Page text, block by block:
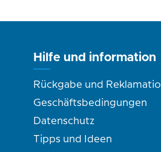
Hilfe und information
Rückgabe und
Geschäftsbedingungen
Datenschutz
Tipps und Ideen